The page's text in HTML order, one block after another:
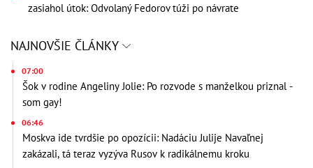
zasiahol útok: Odvolaný Fedorov túži po návrate
NAJNOVŠIE ČLÁNKY
07:00
Šok v rodine Angeliny Jolie: Po rozvode s manželkou priznal -
som gay!
06:46
Moskva ide tvrdšie po opozícii: Nadáciu Julije Navaľnej
zakázali, tá teraz vyzýva Rusov k radikálnemu kroku